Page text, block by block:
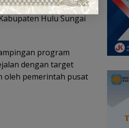
terbaru agar
Hulu Sungai
program
dengan target
oleh pemerintah pusat